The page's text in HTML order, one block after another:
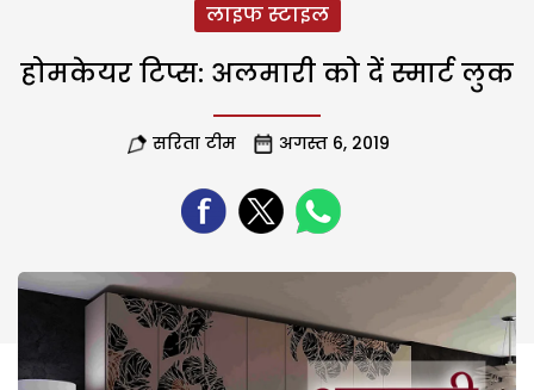
लाइफ स्टाइल
होमकेयर टिप्स: अलमारी को दें स्मार्ट लुक
सरिता टीम अगस्त 6, 2019